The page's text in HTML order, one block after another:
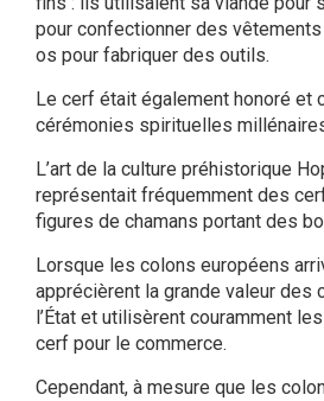
pour confectionner des
os pour fabriquer des outils.
Le cerf était également honoré et
cérémonies spirituelles
L’art de la culture préhistorique
représentait fréquemment des
figures de chamans portant des
Lorsque les colons européens
apprécièrent la grande valeur des
l’État et utilisèrent couramment
cerf pour le commerce.
Cependant, à mesure que les